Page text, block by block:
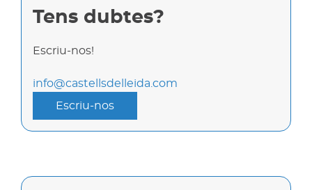
Tens dubtes?
Escriu-nos!
info@castellsdelleida.com
Escriu-nos